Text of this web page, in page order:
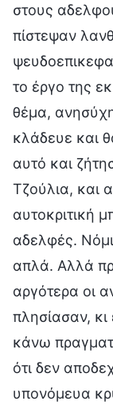
στους
πίστεψαν
το έργο της
θέμα,
κλάδευε και
αυτό και
Τζούλια, και
αυτοκριτική
αδελφές.
απλά. Αλλά
αργότερα οι
πλησίασαν, κι
κάνω
ότι δεν
υπονόμευα